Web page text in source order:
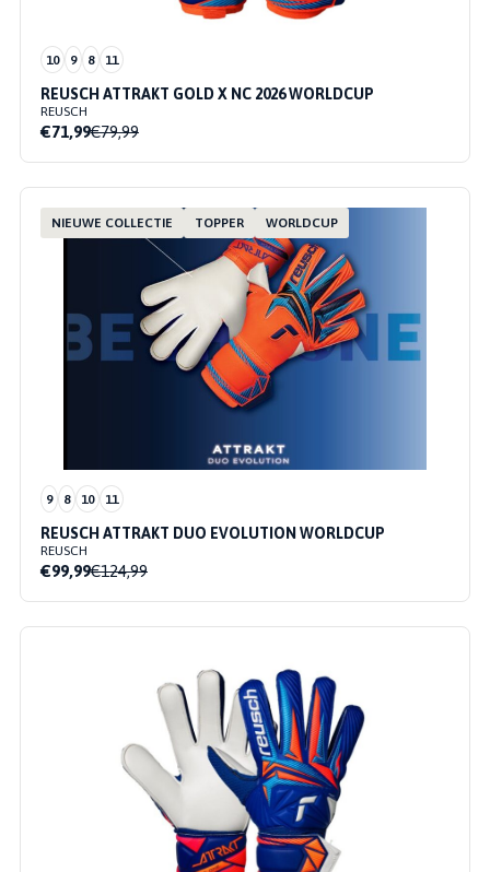
10 9 8 11
REUSCH ATTRAKT GOLD X NC 2026 WORLDCUP
REUSCH
€71,99€79,99
NIEUWE COLLECTIE TOPPER WORLDCUP
9 8 10 11
REUSCH ATTRAKT DUO EVOLUTION WORLDCUP
REUSCH
€99,99€124,99